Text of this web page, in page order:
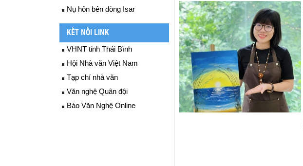
Nụ hôn bên dòng Isar
KẾT NỐI LINK
VHNT tỉnh Thái Bình
Hội Nhà văn Việt Nam
Tạp chí nhà văn
Văn nghệ Quân đội
Báo Văn Nghệ Online